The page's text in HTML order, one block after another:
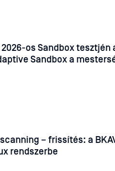
os Sandbox tesztjén
– frissítés: a
rendszerbe